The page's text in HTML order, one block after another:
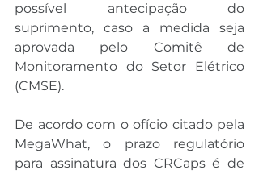
possível antecipação do
suprimento, caso a medida seja
aprovada pelo Comitê de
Monitoramento do Setor Elétrico
(CMSE).
De acordo com o ofício citado pela
MegaWhat, o prazo regulatório
para assinatura dos CRCaps é de